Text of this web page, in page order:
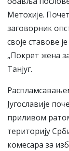
Метохије.
заговорник
своје ставове
„Покрет жена
Танјуг.
Југославије
приливом
територију
комесара за